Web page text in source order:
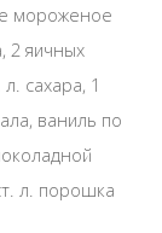
мороженое
2 яичных
сахара, 1
ваниль по
л. порошка